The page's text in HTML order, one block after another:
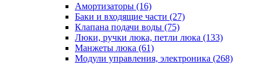
Амортизаторы (16)
Баки и входящие части (27)
Клапана подачи воды (75)
Люки, ручки люка, петли люка (133)
Манжеты люка (61)
Модули управления, электроника (268)